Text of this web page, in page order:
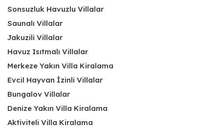
Sonsuzluk Havuzlu Villalar
Saunalı Villalar
Jakuzili Villalar
Havuz Isıtmalı Villalar
Merkeze Yakın Villa Kiralama
Evcil Hayvan İzinli Villalar
Bungalov Villalar
Denize Yakın Villa Kiralama
Aktiviteli Villa Kiralama